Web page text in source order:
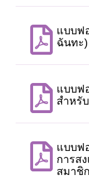
แบบฟ
ฉันทะ)
แบบฟ
สำหรั
แบบฟ
การส
สมาชิก